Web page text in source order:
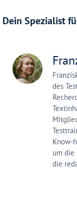
Dein Spezialist
des
Know-
um die
die